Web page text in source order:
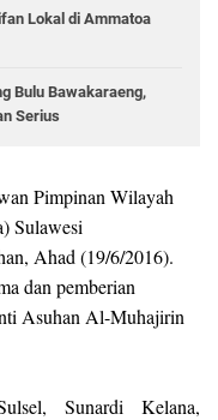
Lokal di Ammatoa
Bulu Bawakaraeng,
Serius
Pimpinan Wilayah
Sulawesi
Ahad (19/6/2016).
dan pemberian
Asuhan Al-Muhajirin
Sunardi Kelana,